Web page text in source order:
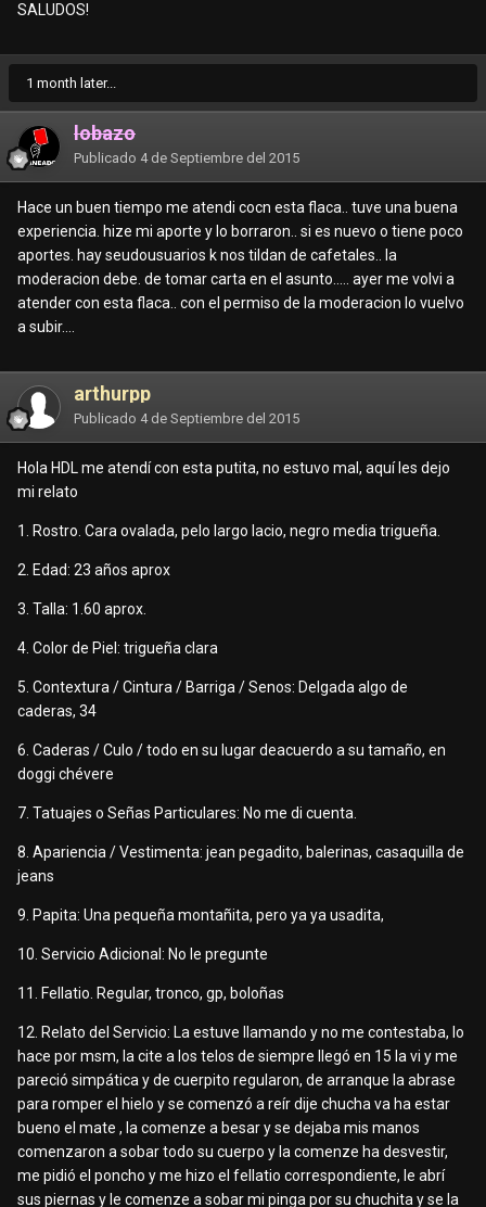
SALUDOS!
1 month later...
lobazo
Publicado 4 de Septiembre del 2015
Hace un buen tiempo me atendi cocn esta flaca.. tuve una buena
experiencia. hize mi aporte y lo borraron.. si es nuevo o tiene poco
aportes. hay seudousuarios k nos tildan de cafetales.. la
moderacion debe. de tomar carta en el asunto..... ayer me volvi a
atender con esta flaca.. con el permiso de la moderacion lo vuelvo
a subir....
arthurpp
Publicado 4 de Septiembre del 2015
Hola HDL me atendí con esta putita, no estuvo mal, aquí les dejo
mi relato
1. Rostro. Cara ovalada, pelo largo lacio, negro media trigueña.
2. Edad: 23 años aprox
3. Talla: 1.60 aprox.
4. Color de Piel: trigueña clara
5. Contextura / Cintura / Barriga / Senos: Delgada algo de
caderas, 34
6. Caderas / Culo / todo en su lugar deacuerdo a su tamaño, en
doggi chévere
7. Tatuajes o Señas Particulares: No me di cuenta.
8. Apariencia / Vestimenta: jean pegadito, balerinas, casaquilla de
jeans
9. Papita: Una pequeña montañita, pero ya ya usadita,
10. Servicio Adicional: No le pregunte
11. Fellatio. Regular, tronco, gp, boloñas
12. Relato del Servicio: La estuve llamando y no me contestaba, lo
hace por msm, la cite a los telos de siempre llegó en 15 la vi y me
pareció simpática y de cuerpito regularon, de arranque la abrase
para romper el hielo y se comenzó a reír dije chucha va ha estar
bueno el mate , la comenze a besar y se dejaba mis manos
comenzaron a sobar todo su cuerpo y la comenze ha desvestir,
me pidió el poncho y me hizo el fellatio correspondiente, le abrí
sus piernas y le comenze a sobar mi pinga por su chuchita y se la